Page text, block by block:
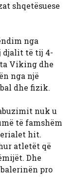
shqetësuese
nga
djalit të tij 4-
Viking dhe
nga një
dhe fizik.
nuk u
të famshëm
hit.
atletët që
Dhe
pro